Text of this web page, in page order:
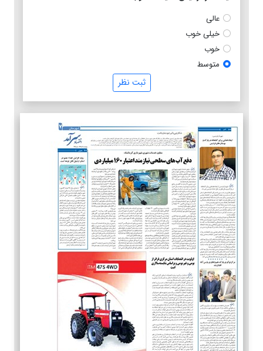
عالی
خیلی خوب
خوب
متوسط
ثبت نظر